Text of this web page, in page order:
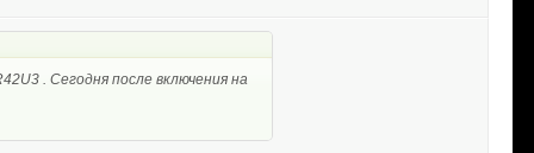
. Сегодня после включения на